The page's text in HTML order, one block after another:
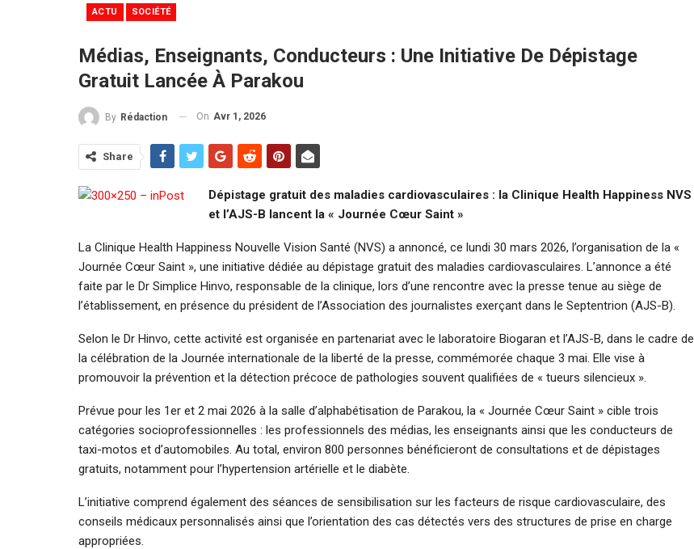
ACTU SOCIÉTÉ
Médias, Enseignants, Conducteurs : Une Initiative De Dépistage
Gratuit Lancée À Parakou
By Rédaction On Avr 1, 2026
Share
Dépistage gratuit des maladies cardiovasculaires : la Clinique Health Happiness NVS
et l’AJS-B lancent la « Journée Cœur Saint »
La Clinique Health Happiness Nouvelle Vision Santé (NVS) a annoncé, ce lundi 30 mars 2026, l’organisation de la «
Journée Cœur Saint », une initiative dédiée au dépistage gratuit des maladies cardiovasculaires. L’annonce a été
faite par le Dr Simplice Hinvo, responsable de la clinique, lors d’une rencontre avec la presse tenue au siège de
l’établissement, en présence du président de l’Association des journalistes exerçant dans le Septentrion (AJS-B).
Selon le Dr Hinvo, cette activité est organisée en partenariat avec le laboratoire Biogaran et l’AJS-B, dans le cadre de
la célébration de la Journée internationale de la liberté de la presse, commémorée chaque 3 mai. Elle vise à
promouvoir la prévention et la détection précoce de pathologies souvent qualifiées de « tueurs silencieux ».
Prévue pour les 1er et 2 mai 2026 à la salle d’alphabétisation de Parakou, la « Journée Cœur Saint » cible trois
catégories socioprofessionnelles : les professionnels des médias, les enseignants ainsi que les conducteurs de
taxi-motos et d’automobiles. Au total, environ 800 personnes bénéficieront de consultations et de dépistages
gratuits, notamment pour l’hypertension artérielle et le diabète.
L’initiative comprend également des séances de sensibilisation sur les facteurs de risque cardiovasculaire, des
conseils médicaux personnalisés ainsi que l’orientation des cas détectés vers des structures de prise en charge
appropriées.